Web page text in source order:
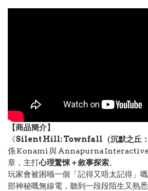
【商品簡介】
《Silent Hill: Townfall（沉默之丘：
係 Konami 與 Annapurna Interactive
章，主打心理驚悚＋敘事探索。
玩家會被困喺一個「記得又唔太記得」
部神秘嘅無線電，聽到一段段陌生又熟